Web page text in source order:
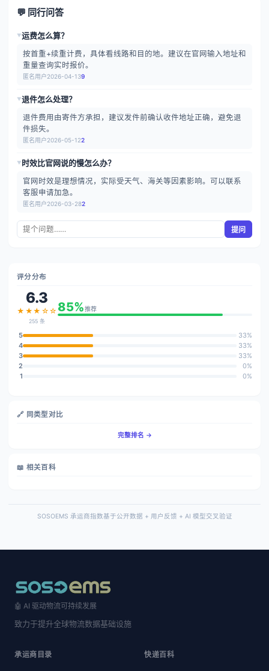
💬 同行问答
▶运费怎么算？
按首重+续重计费，具体看线路和目的地。建议在官网输入地址和
重量查询实时报价。
匿名用户2026-04-139
▶退件怎么处理？
退件费用由寄件方承担，建议发件前确认收件地址正确，避免退
件损失。
匿名用户2026-05-122
▶ 时效比官网说的慢怎么办？
官网时效是理想情况，实际受天气、海关等因素影响。可以联系
客服申请加急。
匿名用户2026-03-282
提问
评分分布
6.3
★★★☆☆
255 条
85%推荐
5
33%
4
33%
3
33%
2
0%
1
0%
🔗 同类型对比
完整排名 →
📖 相关百科
SOSOEMS 承运商指数基于公开数据 + 用户反馈 + AI 模型交叉验证
🤖 AI 驱动物流可持续发展
致力于提升全球物流数据基础设施
承运商目录 快递百科